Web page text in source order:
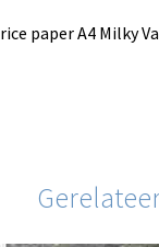
rice paper A4 Milky